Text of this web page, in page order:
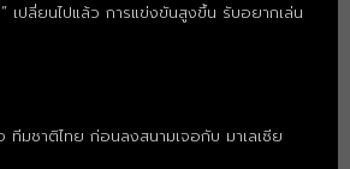
เปลี่ยนไปแล้ว การแข่งขันสูงขึ้น รับอยากเล่น
จ ทีมชาติไทย ก่อนลงสนามเจอกับ มาเลเซีย